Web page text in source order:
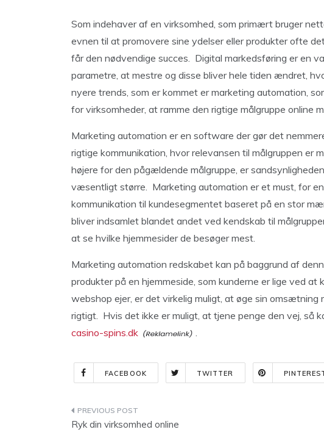
Som indehaver af en virksomhed, som primært bruger
evnen til at promovere sine ydelser eller produkter ofte
får den nødvendige succes. Digital markedsføring er en
parametre, at mestre og disse bliver hele tiden ændret,
nyere trends, som er kommet er marketing automation,
for virksomheder, at ramme den rigtige målgruppe online
Marketing automation er en software der gør det
rigtige kommunikation, hvor relevansen til målgruppen er
højere for den pågældende målgruppe, er
væsentligt større. Marketing automation er et must, for
kommunikation til kundesegmentet baseret på en stor
bliver indsamlet blandet andet ved kendskab til
at se hvilke hjemmesider de besøger mest.
Marketing automation redskabet kan på baggrund af
produkter på en hjemmeside, som kunderne er lige ved
webshop ejer, er det virkelig muligt, at øge sin omsætning
rigtigt. Hvis det ikke er muligt, at tjene penge den vej, så
casino-spins.dk
.
FACEBOOK TWITTER
Indlægsnavigation
Ryk din virksomhed online